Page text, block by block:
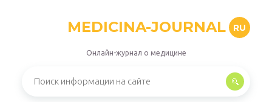
MEDICINA-JOURNAL RU
Онлайн-журнал о медицине